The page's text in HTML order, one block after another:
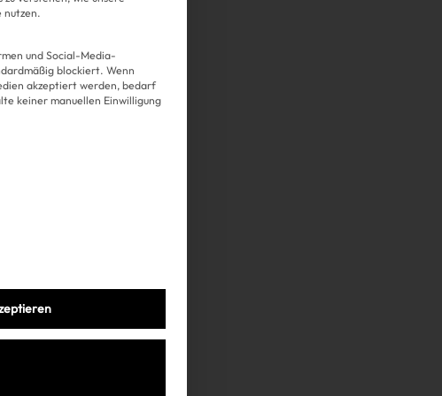
nutzen.
und Social-Media-
blockiert. Wenn
akzeptiert werden, bedarf
keiner manuellen Einwilligung